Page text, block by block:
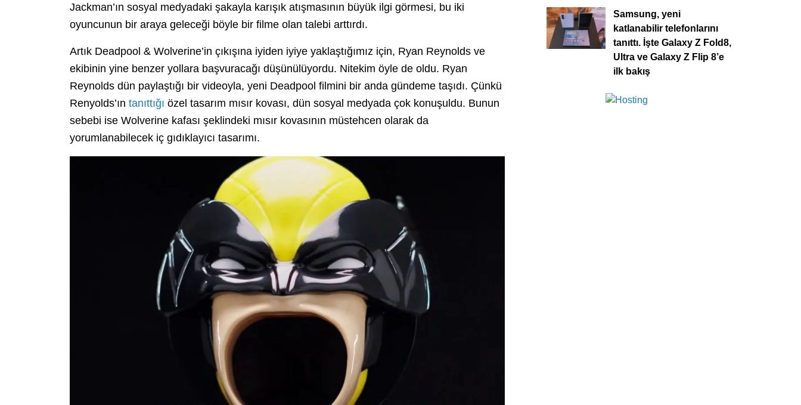
Jackman’ın sosyal medyadaki şakayla karışık atışmasının büyük ilgi görmesi, bu iki
oyuncunun bir araya geleceği böyle bir filme olan talebi arttırdı.
Artık Deadpool & Wolverine’in çıkışına iyiden iyiye yaklaştığımız için, Ryan Reynolds ve
ekibinin yine benzer yollara başvuracağı düşünülüyordu. Nitekim öyle de oldu. Ryan
Reynolds dün paylaştığı bir videoyla, yeni Deadpool filmini bir anda gündeme taşıdı. Çünkü
Renyolds’ın tanıttığı özel tasarım mısır kovası, dün sosyal medyada çok konuşuldu. Bunun
sebebi ise Wolverine kafası şeklindeki mısır kovasının müstehcen olarak da
yorumlanabilecek iç gıdıklayıcı tasarımı.
Samsung, yeni
katlanabilir telefonlarını
tanıttı. İşte Galaxy Z Fold8,
Ultra ve Galaxy Z Flip 8’e
ilk bakış